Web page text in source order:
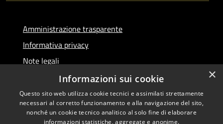
Amministrazione trasparente
Informativa privacy
Note legali
Dichiarazione di accessibilità
×
Informazioni sui cookie
Questo sito web utilizza cookie tecnici e assimilati strettamente
necessari al corretto funzionamento e alla navigazione del sito,
nonché un cookie tecnico analitico al solo fine di elaborare
informazioni statistiche, aggregate e anonime.